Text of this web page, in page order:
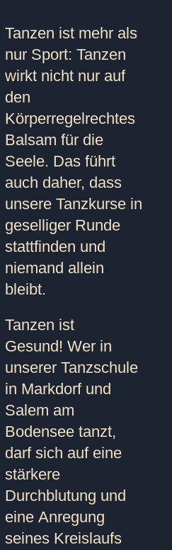
Tanzen ist mehr als
nur Sport: Tanzen
wirkt nicht nur auf
den
Körperregelrechtes
Balsam für die
Seele. Das führt
auch daher, dass
unsere Tanzkurse in
geselliger Runde
stattfinden und
niemand allein
bleibt.
Tanzen ist
Gesund!Wer in
unserer Tanzschule
in Markdorf und
Salem am
Bodensee tanzt,
darf sich auf eine
stärkere
Durchblutung und
eine Anregung
seines Kreislaufs